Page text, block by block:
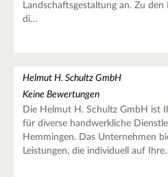
Landschaftsgestaltung an. Zu den
di…
Helmut H. Schultz GmbH
Keine Bewertungen
Die Helmut H. Schultz GmbH ist
für diverse handwerkliche
Hemmingen. Das Unternehmen
Leistungen, die individuell auf